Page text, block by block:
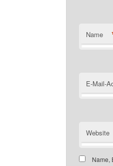
Name
E-Mail-
Website
Name,